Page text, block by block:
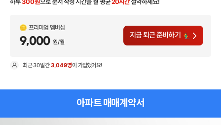
하루300원으로 문서 작성 시간을 월 평균20시간절약하세요!
프리미엄 멤버십
9,000 원/월
지금 퇴근 준비하기
최근30일간3,049명이 가입했어요!
아파트 매매계약서